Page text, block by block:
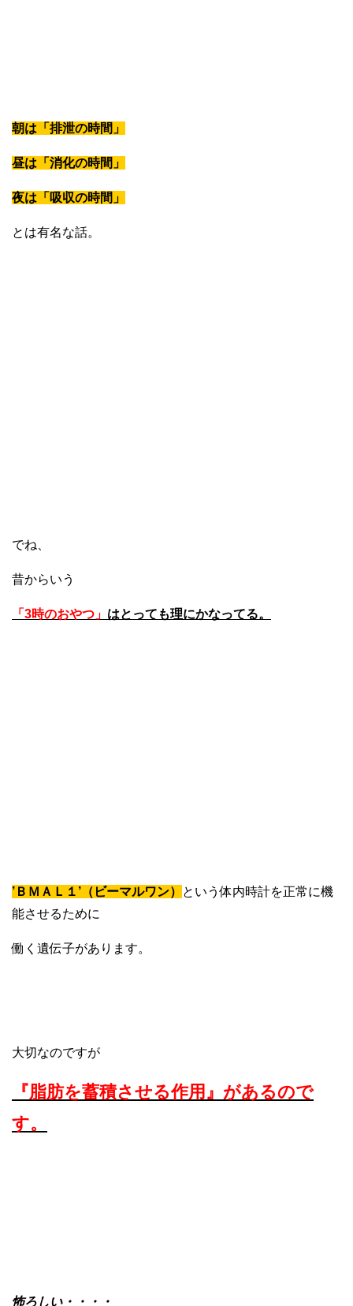
朝は「排泄の時間」
昼は「消化の時間」
夜は「吸収の時間」
とは有名な話。
でね、
昔からいう
「3時のおやつ」 はとっても理にかなってる。
’ＢＭＡＬ１’（ビーマルワン）
という体内時計を正常に機
能させるために
働く遺伝子があります。
大切なのですが
『脂肪を蓄積させる作用』があるので
す。
怖ろしい・・・・